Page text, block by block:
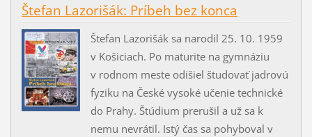
Štefan Lazorišák: Príbeh bez konca
Štefan Lazorišák sa narodil 25. 10. 1959
v Košiciach. Po maturite na gymnáziu
v rodnom meste odišiel študovať jadrovú
fyziku na České vysoké učenie technické
do Prahy. Štúdium prerušil a už sa k
nemu nevrátil. Istý čas sa pohyboval v